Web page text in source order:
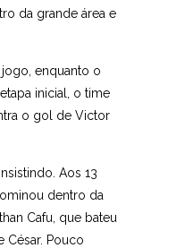
da grande área e
enquanto o
inicial, o time
o gol de Victor
Aos 13
dentro da
Cafu, que bateu
César. Pouco